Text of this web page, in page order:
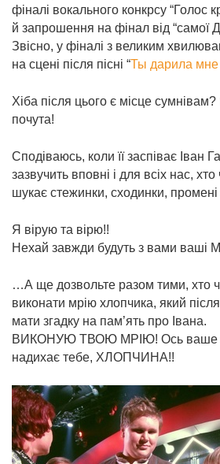
фіналі вокального конкрсу “Голос
й запрошення на фінал від “самої
Звісно, у фіналі з великим
на сцені після пісні “Ты дарила мне
Хіба після цього є місце
почута!
Сподіваюсь, коли її заспіває Іван
зазвучить вповні і для всіх нас,
шукає стежинки, сходинки,
Я вірую та вірю!!
Нехай завжди будуть з вами ваші
…А ще дозвольте разом тими, хто
виконати мрію хлопчика, який
мати згадку на пам’ять про Івана.
ВИКОНУЮ ТВОЮ МРІЮ! Ось ваше
надихає тебе, ХЛОПЧИНА!!